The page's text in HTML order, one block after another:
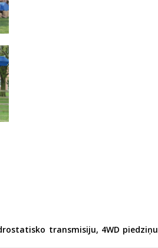
transmisiju, 4WD piedziņu